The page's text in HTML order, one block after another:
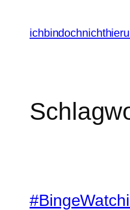
Inhalt
springen